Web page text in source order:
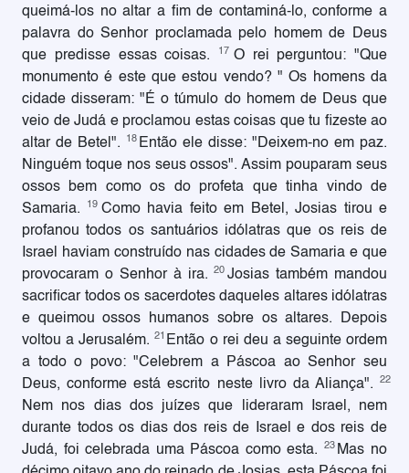
queimá-los no altar a fim de contaminá-lo, conforme a
palavra do Senhor proclamada pelo homem de Deus
que predisse essas coisas.
17 O rei perguntou: "Que
monumento é este que estou vendo? " Os homens da
cidade disseram: "É o túmulo do homem de Deus que
veio de Judá e proclamou estas coisas que tu fizeste ao
altar de Betel".
18 Então ele disse: "Deixem-no em paz.
Ninguém toque nos seus ossos". Assim pouparam seus
ossos bem como os do profeta que tinha vindo de
Samaria.
19 Como havia feito em Betel, Josias tirou e
profanou todos os santuários idólatras que os reis de
Israel haviam construído nas cidades de Samaria e que
provocaram o Senhor à ira.20 Josias também mandou
sacrificar todos os sacerdotes daqueles altares idólatras
e queimou ossos humanos sobre os altares. Depois
voltou a Jerusalém.21 Então o rei deu a seguinte ordem
a todo o povo: "Celebrem a Páscoa ao Senhor seu
Deus, conforme está escrito neste livro da Aliança".
22
Nem nos dias dos juízes que lideraram Israel, nem
durante todos os dias dos reis de Israel e dos reis de
Judá, foi celebrada uma Páscoa como esta.
23 Mas no